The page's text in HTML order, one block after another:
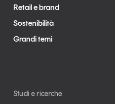
Retail e brand
Sostenibilità
Grandi temi
Studi e ricerche